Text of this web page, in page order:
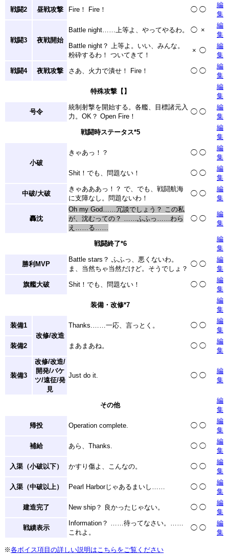
戦闘2 昼戦攻撃 Fire！ Fire！ ◯ ◯
編
集
戦闘3 夜戦開始
Battle night……上等よ、やってやるわ。 ◯ ×
編
集
Battle night？ 上等よ。いい、みんな。
粉砕するわ！ ついてきて！
× ◯
編
集
戦闘4 夜戦攻撃 さあ、火力で潰せ！ Fire！ ◯ ◯
編
集
特殊攻撃【】
編
集
号令
統制射撃を開始する。各艦、目標諸元入
力。OK？ Open Fire！
◯ ◯
編
集
戦闘時ステータス*5
編
集
小破
きゃあっ！？ ◯ ◯
編
集
Shit！でも、問題ない！ ◯ ◯
編
集
中破/大破
きゃあああっ！？ で、でも、戦闘航海
に支障なし。問題ないわ！
◯ ◯
編
集
轟沈
Oh my God……冗談でしょう？ この私
が、沈むっての？ ……ふふっ……わら
え……る……
◯ ◯
編
集
戦闘終了*6
編
集
勝利MVP
Battle stars？ ふふっ、悪くないわ。
ま、当然ちゃ当然だけど。そうでしょ？
◯ ◯
編
集
旗艦大破 Shit！でも、問題ない！ ◯ ◯
編
集
装備・改修*7
編
集
装備1
改修/改造
Thanks.……一応、言っとく。 ◯ ◯
編
集
装備2 まあまあね。 ◯ ◯
編
集
装備3
改修/改造/
開発/バケ
ツ/遠征/発
見
Just do it. ◯ ◯
編
集
その他
編
集
帰投 Operation complete. ◯ ◯
編
集
補給 あら、Thanks. ◯ ◯
編
集
入渠（小破以下） かすり傷よ、こんなの。 ◯ ◯
編
集
入渠（中破以上） Pearl Harborじゃあるまいし…… ◯ ◯
編
集
建造完了 New ship？ 良かったじゃない。 ◯ ◯
編
集
戦績表示
Information？ ……待ってなさい。……
これよ。
◯ ◯
編
集
※各ボイス項目の詳しい説明はこちらをご覧ください